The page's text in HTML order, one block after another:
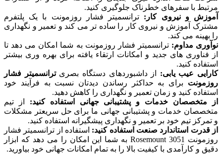
مرتبط با سفرهای خطرناک جلوگیری کنید.
آموزش و نیروی کار: ترانسمیتر فشار روزمونت با یک پلتفرم
مشترک آموزش و نیروی کار را ساده تر می کند و تعمیر و نگهداری
را بهینه می کند.
نوآوری مداوم: ترانسمیتر فشار روزمونت به شما امکان می دهد تا
از فناوری های جدید و امکانات ارتقاء یافته برای بهره وری بیشتر
استفاده کنید.
کارایی عیب یابی: از داشبوردهای دستگاه بصریترانسمیتر فشار
روزمونت برای به حداکثر رساندن دیدتان نسبت به فرآیند خود
استفاده کنید و زمان تعمیر و نگهداری را کاهش دهید.
از متخصصان خدمات و پشتیبانی جهانی استفاده کنید: از تیم
متخصصان خدمات و پشتیبانی جهانی ما برای حل سریعتر مشکلات
و تمرکز تیم خود بر تعمیر و نگهداری پیشگیرانه استفاده کنید.
از قدرت استاندارد صنعت استفاده کنید: استفاده از ترانسمیتر فشار
روزمونت Rosemount 3051 به شما این امکان را می دهد که ابزار
دقیق و کارآمدی با کیفیت بالا را به تمام امکانات جهانی خود بیاورید.